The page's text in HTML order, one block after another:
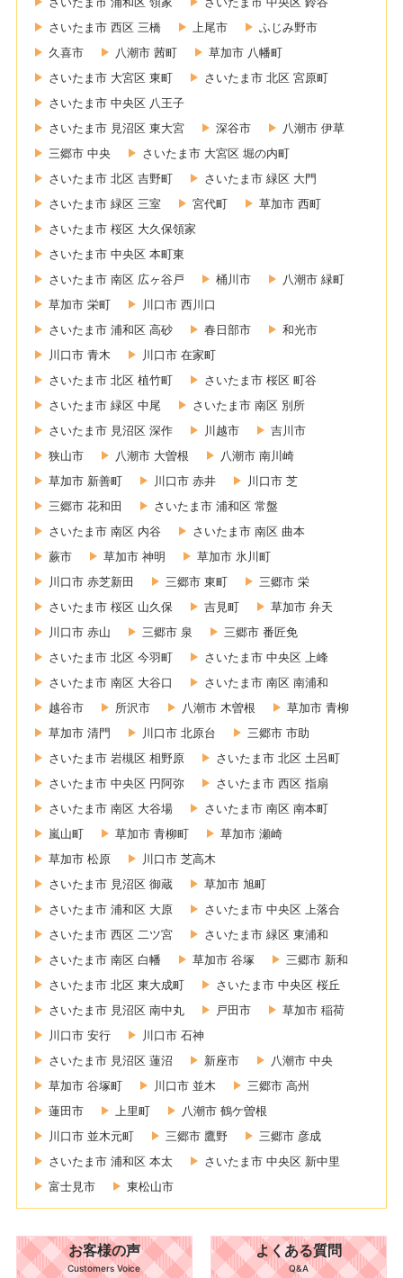
さいたま市 西区 三橋
上尾市
ふじみ野市
久喜市
八潮市 茜町
草加市 八幡町
さいたま市 大宮区 東町
さいたま市 北区 宮原町
さいたま市 中央区 八王子
さいたま市 見沼区 東大宮
深谷市
八潮市 伊草
三郷市 中央
さいたま市 大宮区 堀の内町
さいたま市 北区 吉野町
さいたま市 緑区 大門
さいたま市 緑区 三室
宮代町
草加市 西町
さいたま市 桜区 大久保領家
さいたま市 中央区 本町東
さいたま市 南区 広ヶ谷戸
桶川市
八潮市 緑町
草加市 栄町
川口市 西川口
さいたま市 浦和区 高砂
春日部市
和光市
川口市 青木
川口市 在家町
さいたま市 北区 植竹町
さいたま市 桜区 町谷
さいたま市 緑区 中尾
さいたま市 南区 別所
さいたま市 見沼区 深作
川越市
吉川市
狭山市
八潮市 大曽根
八潮市 南川崎
草加市 新善町
川口市 赤井
川口市 芝
三郷市 花和田
さいたま市 浦和区 常盤
さいたま市 南区 内谷
さいたま市 南区 曲本
蕨市
草加市 神明
草加市 氷川町
川口市 赤芝新田
三郷市 東町
三郷市 栄
さいたま市 桜区 山久保
吉見町
草加市 弁天
川口市 赤山
三郷市 泉
三郷市 番匠免
さいたま市 北区 今羽町
さいたま市 中央区 上峰
さいたま市 南区 大谷口
さいたま市 南区 南浦和
越谷市
所沢市 八潮市 木曽根
草加市 青柳
草加市 清門
川口市 北原台
三郷市 市助
さいたま市 岩槻区 相野原
さいたま市 北区 土呂町
さいたま市 中央区 円阿弥
さいたま市 西区 指扇
さいたま市 南区 大谷場
さいたま市 南区 南本町
嵐山町
草加市 青柳町
草加市 瀬崎
草加市 松原
川口市 芝高木
さいたま市 見沼区 御蔵
草加市 旭町
さいたま市 浦和区 大原
さいたま市 中央区 上落合
さいたま市 西区 二ツ宮
さいたま市 緑区 東浦和
さいたま市 南区 白幡
草加市 谷塚
三郷市 新和
さいたま市 北区 東大成町
さいたま市 中央区 桜丘
さいたま市 見沼区 南中丸
戸田市
草加市 稲荷
川口市 安行
川口市 石神
さいたま市 見沼区 蓮沼
新座市
八潮市 中央
草加市 谷塚町
川口市 並木
三郷市 高州
蓮田市
上里町
八潮市 鶴ケ曽根
川口市 並木元町
三郷市 鷹野
三郷市 彦成
さいたま市 浦和区 本太
さいたま市 中央区 新中里
富士見市
東松山市
お客様の声
Customers Voice
よくある質問
Q&A